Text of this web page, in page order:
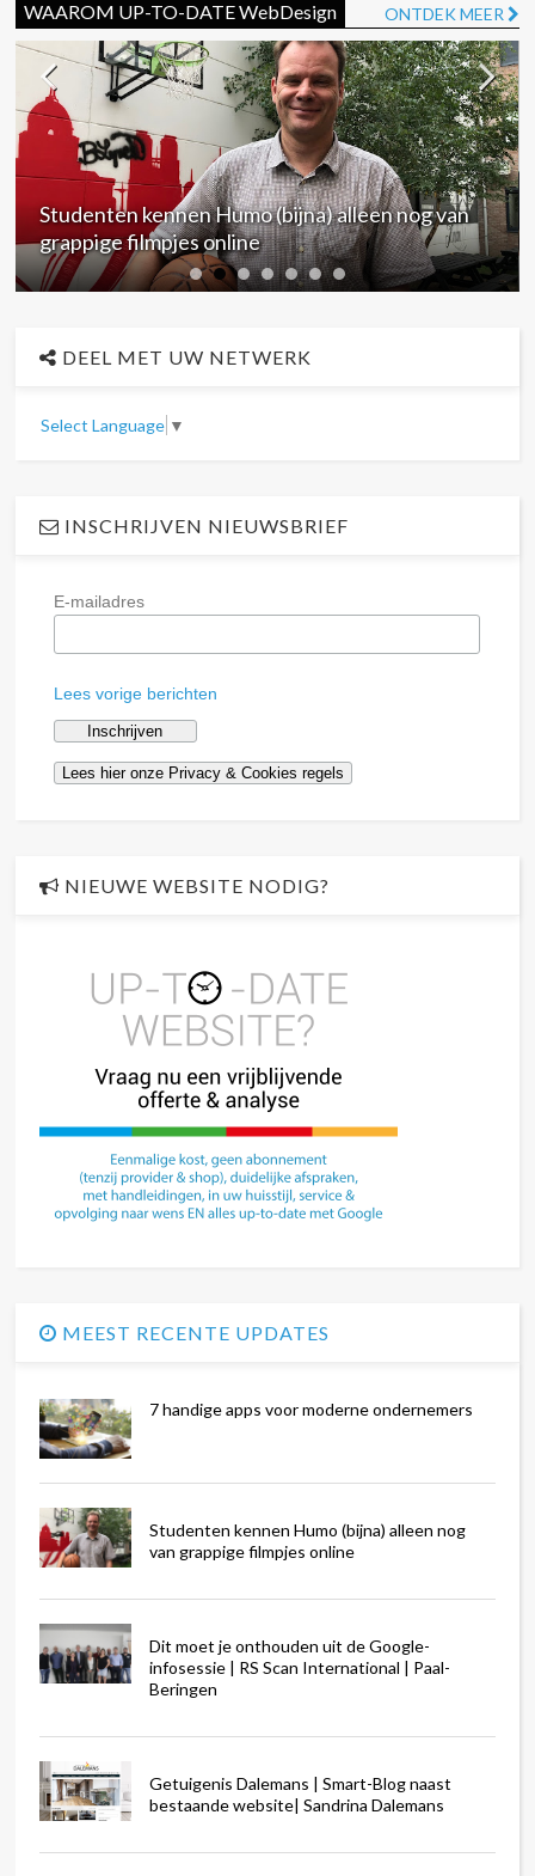
WAAROM UP-TO-DATE WebDesign ONTDEK MEER
Studenten kennen Humo (bijna) alleen nog van
grappige filmpjes online
DEEL MET UW NETWERK
Select Language ▼
INSCHRIJVEN NIEUWSBRIEF
E-mailadres
Lees vorige berichten
NIEUWE WEBSITE NODIG?
MEEST RECENTE UPDATES
7 handige apps voor moderne ondernemers
Studenten kennen Humo (bijna) alleen nog
van grappige filmpjes online
Dit moet je onthouden uit de Google-
infosessie | RS Scan International | Paal-
Beringen
Getuigenis Dalemans | Smart-Blog naast
bestaande website| Sandrina Dalemans